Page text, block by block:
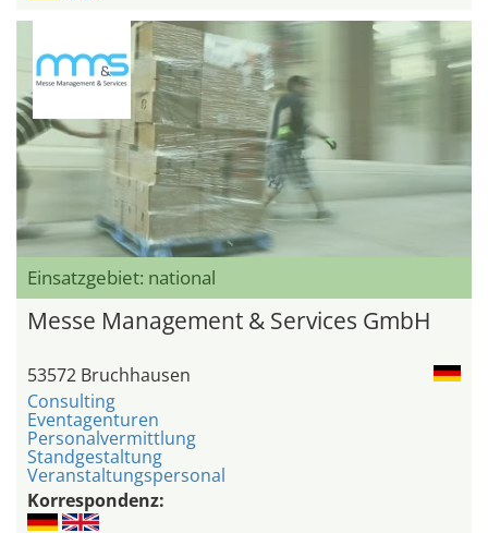
Einsatzgebiet: national
Messe Management & Services GmbH
53572 Bruchhausen
Consulting
Eventagenturen
Personalvermittlung
Standgestaltung
Veranstaltungspersonal
Korrespondenz: